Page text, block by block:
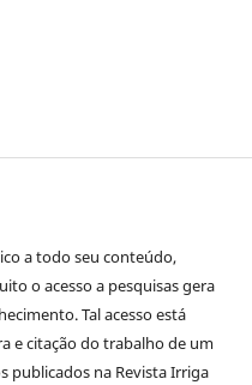
a todo seu conteúdo,
o acesso a pesquisas gera
Tal acesso está
e citação do trabalho de um
publicados na Revista Irriga